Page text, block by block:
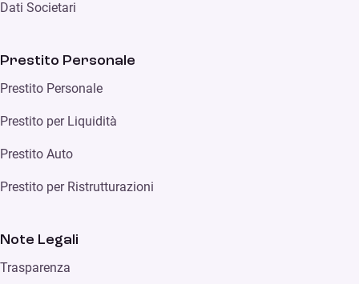
Dati Societari
Prestito Personale
Prestito Personale
Prestito per Liquidità
Prestito Auto
Prestito per Ristrutturazioni
Note Legali
Trasparenza